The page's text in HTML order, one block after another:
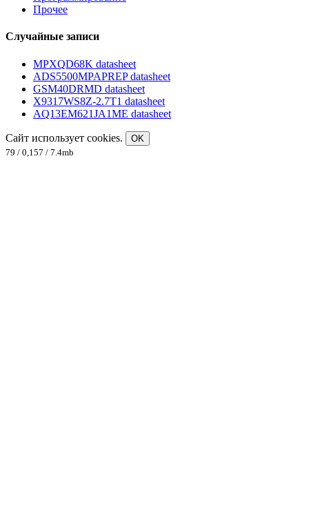
Прочее
Случайные записи
MPXQD68K datasheet
ADS5500MPAPREP datasheet
GSM40DRMD datasheet
X9317WS8Z-2.7T1 datasheet
AQ13EM621JA1ME datasheet
Сайт использует cookies.
OK
79 / 0,157 / 7.4mb